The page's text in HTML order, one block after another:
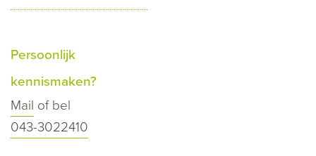
Persoonlijk
kennismaken?
Mail of bel
043-3022410